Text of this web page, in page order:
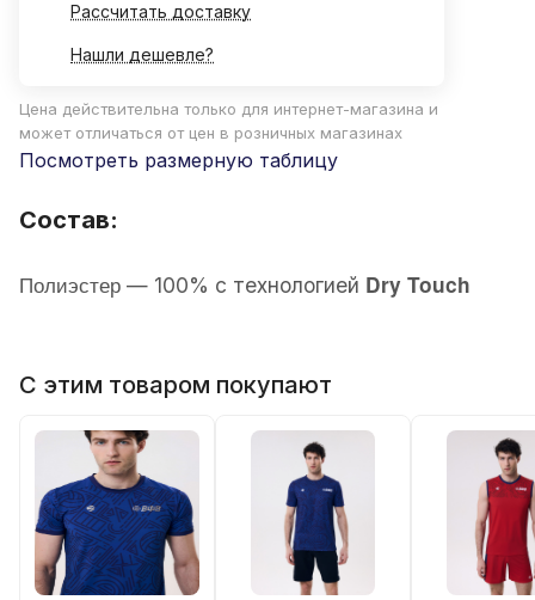
Рассчитать доставку
Нашли дешевле?
Цена действительна только для интернет-магазина и
может отличаться от цен в розничных магазинах
Посмотреть размерную таблицу
Состав:
Полиэстер — 100% с технологией Dry Touch
С этим товаром покупают